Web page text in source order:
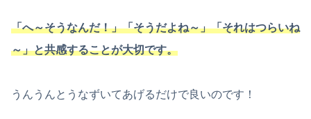
「へ～そうなんだ！」「そうだよね～」「それはつらいね
～」と共感することが大切です。
うんうんとうなずいてあげるだけで良いのです！